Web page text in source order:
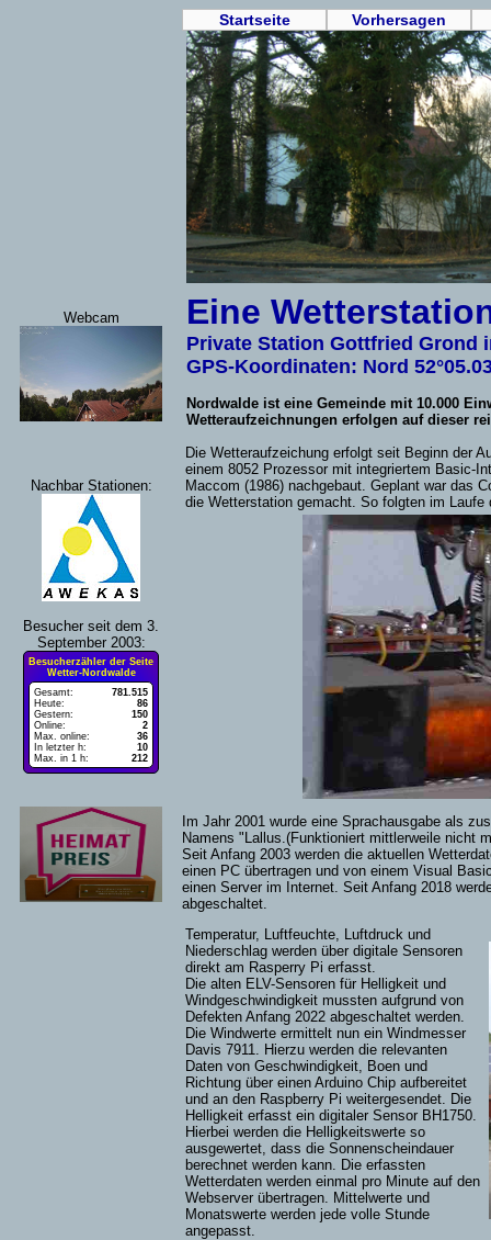
Webcam
Startseite Vorhersagen
Eine
Private Station Gottfried Grond
GPS-Koordinaten: Nord
Nordwalde ist eine Gemeinde mit 10.000
Wetteraufzeichnungen erfolgen auf dieser
Nachbar Stationen:
Besucher seit dem 3.
September 2003:
Besucherzähler der Seite
Wetter-Nordwalde
Gesamt:
781.515
Heute:
86
Gestern:
150
Online:
2
Max. online:
36
In letzter h:
10
Max. in 1 h:
212
Die Wetteraufzeichung erfolgt seit Beginn der
einem 8052 Prozessor mit integriertem Basic-
Maccom (1986) nachgebaut. Geplant war das
die Wetterstation gemacht. So folgten im
Im Jahr 2001 wurde eine Sprachausgabe als
Namens "Lallus.(Funktioniert mittlerweile nicht
Seit Anfang 2003 werden die aktuellen
einen PC übertragen und von einem Visual
einen Server im Internet. Seit Anfang 2018
abgeschaltet.
Temperatur, Luftfeuchte, Luftdruck und
Niederschlag werden über digitale Sensoren
direkt am Rasperry Pi erfasst.
Die alten ELV-Sensoren für Helligkeit und
Windgeschwindigkeit mussten aufgrund von
Defekten Anfang 2022 abgeschaltet werden.
Die Windwerte ermittelt nun ein Windmesser
Davis 7911. Hierzu werden die relevanten
Daten von Geschwindigkeit, Boen und
Richtung über einen Arduino Chip aufbereitet
und an den Raspberry Pi weitergesendet. Die
Helligkeit erfasst ein digitaler Sensor BH1750.
Hierbei werden die Helligkeitswerte so
ausgewertet, dass die Sonnenscheindauer
berechnet werden kann. Die erfassten
Wetterdaten werden einmal pro Minute auf den
Webserver übertragen. Mittelwerte und
Monatswerte werden jede volle Stunde
angepasst.